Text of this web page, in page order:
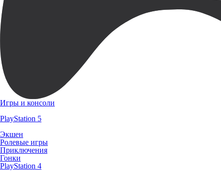
Игры и консоли
PlayStation 5
Экшен
Ролевые игры
Приключения
Гонки
PlayStation 4